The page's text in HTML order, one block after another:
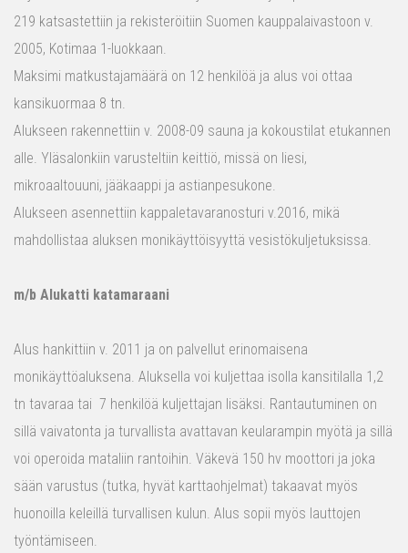
219 katsastettiin ja rekisteröitiin Suomen kauppalaivastoon v.
2005, Kotimaa 1-luokkaan.
Maksimi matkustajamäärä on 12 henkilöä ja alus voi ottaa
kansikuormaa 8 tn.
Alukseen rakennettiin v. 2008-09 sauna ja kokoustilat etukannen
alle. Yläsalonkiin varusteltiin keittiö, missä on liesi,
mikroaaltouuni, jääkaappi ja astianpesukone.
Alukseen asennettiin kappaletavaranosturi v.2016, mikä
mahdollistaa aluksen monikäyttöisyyttä vesistökuljetuksissa.
m/b Alukatti katamaraani
Alus hankittiin v. 2011 ja on palvellut erinomaisena
monikäyttöaluksena. Aluksella voi kuljettaa isolla kansitilalla 1,2
tn tavaraa tai 7 henkilöä kuljettajan lisäksi. Rantautuminen on
sillä vaivatonta ja turvallista avattavan keularampin myötä ja sillä
voi operoida mataliin rantoihin. Väkevä 150 hv moottori ja joka
sään varustus (tutka, hyvät karttaohjelmat) takaavat myös
huonoilla keleillä turvallisen kulun. Alus sopii myös lauttojen
työntämiseen.